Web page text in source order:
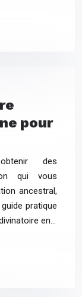
pour
des
qui vous
ancestral,
pratique
en…